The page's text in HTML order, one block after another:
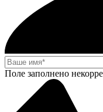
Поле заполнено